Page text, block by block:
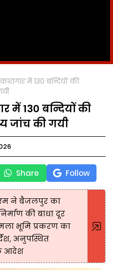
में 130 बन्दियों की
में 130 बन्दियों की
जांच की गयी
Share Follow
ने बैजलपुर का
की बाधा दूर
भूमि प्रकरण का
अनुपस्थित
आदेश